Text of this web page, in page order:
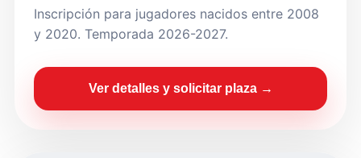
Inscripción para jugadores nacidos entre 2008
y 2020. Temporada 2026-2027.
Ver detalles y solicitar plaza →